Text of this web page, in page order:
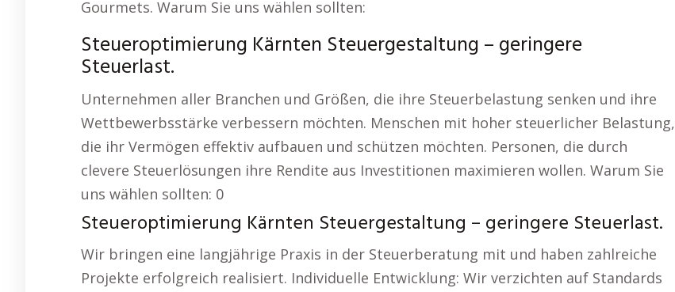
Gourmets. Warum Sie uns wählen sollten:
Steueroptimierung Kärnten Steuergestaltung – geringere
Steuerlast.
Unternehmen aller Branchen und Größen, die ihre Steuerbelastung senken und ihre
Wettbewerbsstärke verbessern möchten. Menschen mit hoher steuerlicher Belastung,
die ihr Vermögen effektiv aufbauen und schützen möchten. Personen, die durch
clevere Steuerlösungen ihre Rendite aus Investitionen maximieren wollen. Warum Sie
uns wählen sollten: 0
Steueroptimierung Kärnten Steuergestaltung – geringere Steuerlast.
Wir bringen eine langjährige Praxis in der Steuerberatung mit und haben zahlreiche
Projekte erfolgreich realisiert. Individuelle Entwicklung: Wir verzichten auf Standards